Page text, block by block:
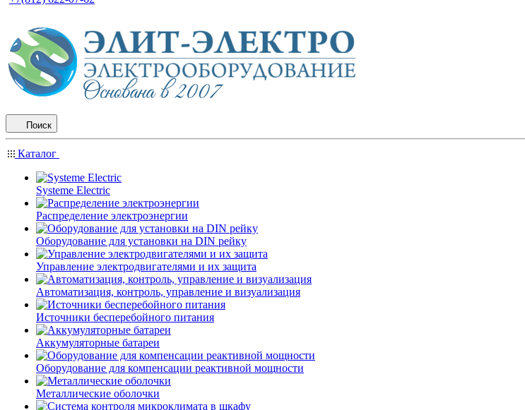
Поиск
Каталог
Systeme Electric
Распределение электроэнергии
Оборудование для установки на DIN рейку
Управление электродвигателями и их защита
Автоматизация, контроль, управление и визуализация
Источники бесперебойного питания
Аккумуляторные батареи
Оборудование для компенсации реактивной мощности
Металлические оболочки